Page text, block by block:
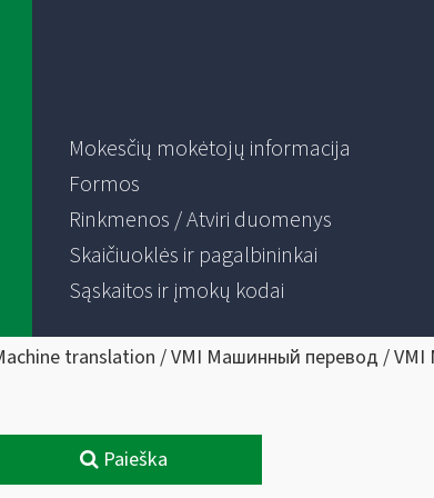
Mokesčių mokėtojų informacija
Formos
Rinkmenos / Atviri duomenys
Skaičiuoklės ir pagalbininkai
Sąskaitos ir įmokų kodai
translation / VMI Машинный перевод /
Paieška